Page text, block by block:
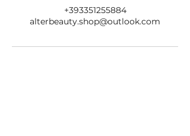
+393351255884
alterbeauty.shop@outlook.com